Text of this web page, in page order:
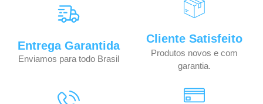
Entrega Garantida
Enviamos para todo Brasil
Cliente Satisfeito
Produtos novos e com
garantia.